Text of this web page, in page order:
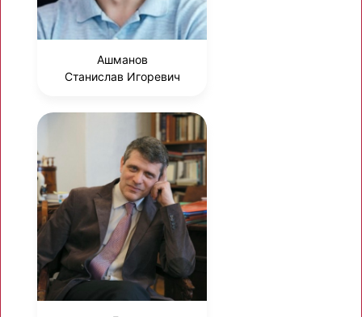
Ашманов
Станислав Игоревич